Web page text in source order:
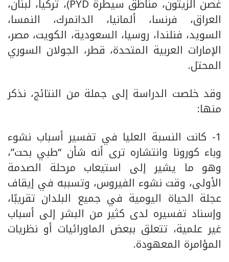
غصن الزيتون، مناطق سيطرة PYD)، تركيا، لبنان،
العراق، فرنسا، ألمانيا، الدانمرك، النمسا،
السويد، فنلندا، روسيا، السعودية، الكويت، مصر،
الإمارات العربية المتحدة، قطر، الجولان السوري
المحتل.
وقد خلصت الدراسة إلى جملة من النتائج، نذكر
منها:
1- كانت النسبة العليا في تفسير أسباب نشوء
وباء كورونا وانتشاره ترى أنه شأن “طبي بحت”،
وهو ما يشير إلى استيعاب مرحلة الصدمة
الأولى، وقت نشوء الفيروس، وتسببه في إيقاف
عجلة الحياة اليومية في جميع البلدان تقريبًا،
وإسناد تفسيره لدى كثير من البشر إلى أسباب
غير علمية، تتعلق ببعض الماورائيات أو نظريات
المؤامرة المعهودة.